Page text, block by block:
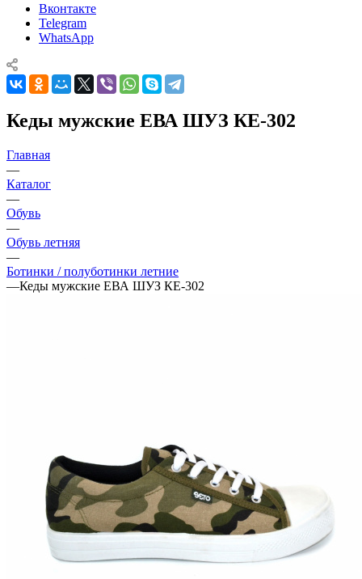
Вконтакте
Telegram
WhatsApp
Кеды мужские ЕВА ШУЗ КЕ-302
Главная
—
Каталог
—
Обувь
—
Обувь летняя
—
Ботинки / полуботинки летние
—Кеды мужские ЕВА ШУЗ КЕ-302